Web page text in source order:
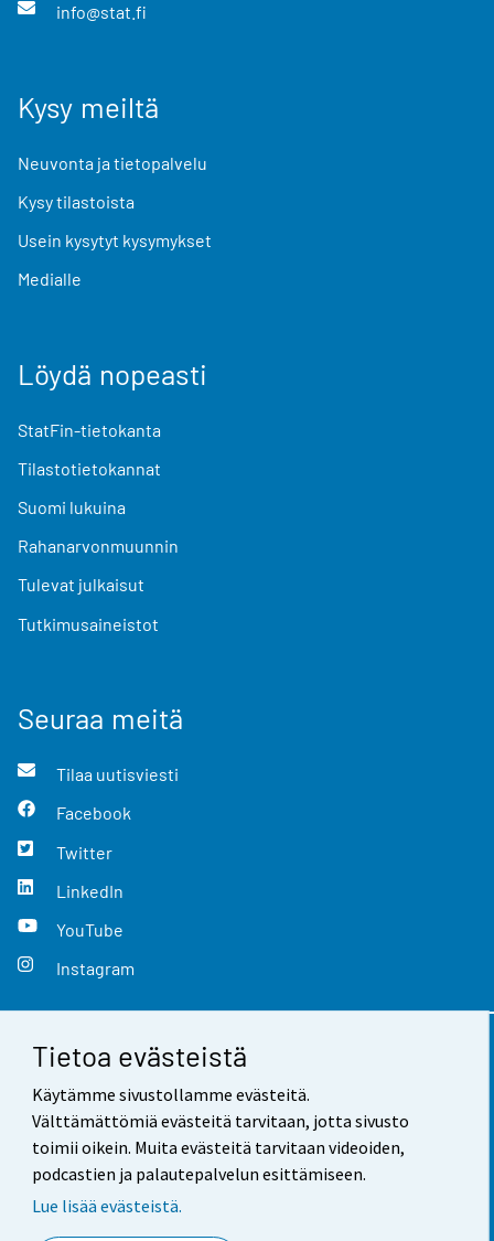
Tietoa evästeistä
Käytämme sivustollamme evästeitä.
Välttämättömiä evästeitä tarvitaan, jotta sivusto
toimii oikein. Muita evästeitä tarvitaan videoiden,
podcastien ja palautepalvelun esittämiseen.
Lue lisää evästeistä.
info@stat.fi
Kysy meiltä
Neuvonta ja tietopalvelu
Kysy tilastoista
Usein kysytyt kysymykset
Medialle
Löydä nopeasti
StatFin-tietokanta
Tilastotietokannat
Suomi lukuina
Rahanarvonmuunnin
Tulevat julkaisut
Tutkimusaineistot
Seuraa meitä
Tilaa uutisviesti
Facebook
Twitter
LinkedIn
YouTube
Instagram
Yhteystiedot
Palaute
Käyttöehdot